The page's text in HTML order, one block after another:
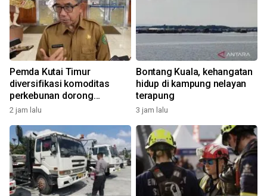
Pemda Kutai Timur
diversifikasi komoditas
perkebunan dorong
perekonomian
2 jam lalu
Bontang Kuala, kehangatan
hidup di kampung nelayan
terapung
3 jam lalu